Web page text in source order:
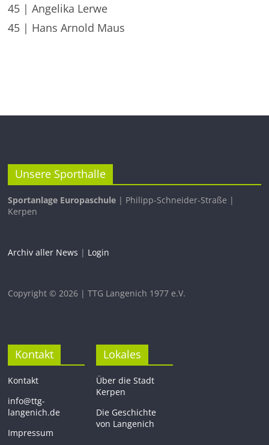
45 | Angelika Lerwe
45 | Hans Arnold Maus
Unsere Sporthalle
Sportanlage Europaschule | Philipp-Schneider-Straße |
Kerpen
Archiv aller News | Login
Copyright © 2026 | TTG Langenich 1977 e.V.
Kontakt
Kontakt
info@ttg-
langenich.de
Impressum
Lokales
Über die Stadt
Kerpen
Die Geschichte
von Langenich